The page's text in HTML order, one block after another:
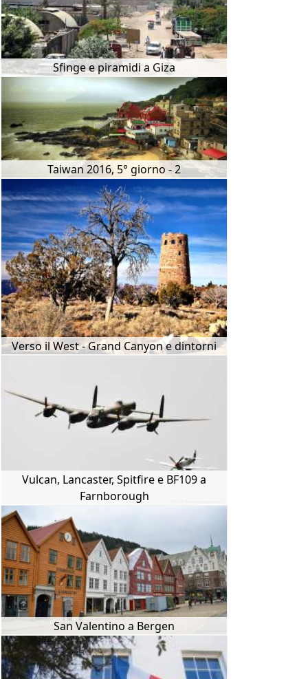
Sfinge e piramidi a Giza
Taiwan 2016, 5° giorno - 2
Verso il West - Grand Canyon e dintorni
Vulcan, Lancaster, Spitfire e BF109 a
Farnborough
San Valentino a Bergen